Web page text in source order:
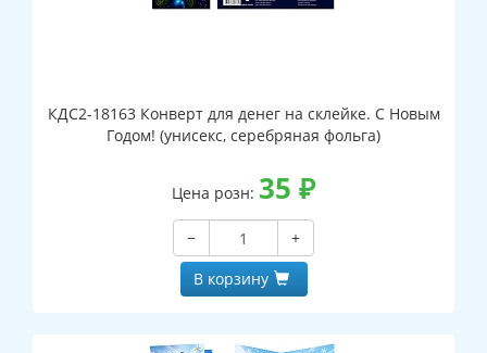
КДС2-18163 Конверт для денег на склейке. С Новым
Годом! (унисекс, серебряная фольга)
Цена розн: 35 ₽
−
+
В корзину